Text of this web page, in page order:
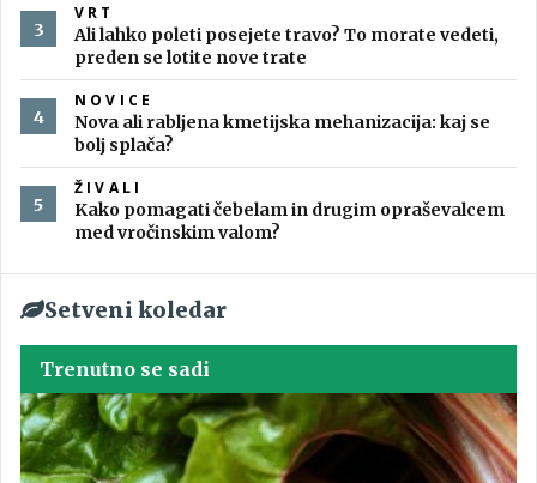
VRT
Ali lahko poleti posejete travo? To morate vedeti,
preden se lotite nove trate
NOVICE
Nova ali rabljena kmetijska mehanizacija: kaj se
bolj splača?
ŽIVALI
Kako pomagati čebelam in drugim opraševalcem
med vročinskim valom?
Setveni koledar
Trenutno se sadi